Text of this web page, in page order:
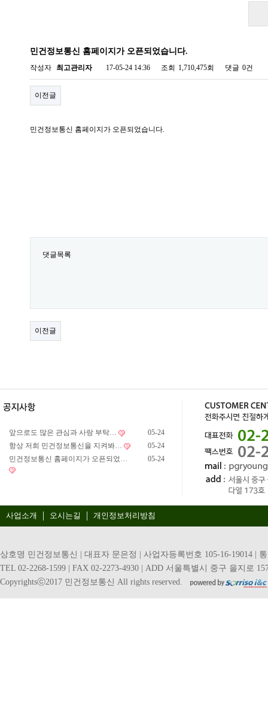
민건정보통신 홈페이지가 오픈되었습니다.
작성자 최고관리자 17-05-24 14:36 조회 1,710,475회 댓글 0건
이전글
민건정보통신 홈페이지가 오픈되었습니다.
댓글목록
이전글
앞으로도 많은 관심과 사랑 부탁…
05-24
항상 저희 민건정보통신을 지켜봐…
05-24
민건정보통신 홈페이지가 오픈되었…
05-24
사업소개 오시는길 개인정보처리방침
상호명 민건정보통신 | 대표자 문은정 | 사업자등록번호 105-16-19014 |
TEL 02-2268-1599 | FAX 02-2273-4930 | ADD 서울특별시 중구 을지로
Copyrightsⓒ2017 민건정보통신 All rights reserved.